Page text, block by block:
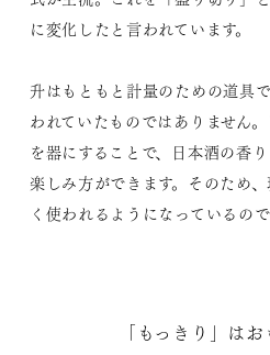
に変化したと言われています。
升はもともと計量のための道具
われていたものではありません
を器にすることで、日本酒の香
楽しみ方ができます。そのため
く使われるようになっているので
「もっきり」は